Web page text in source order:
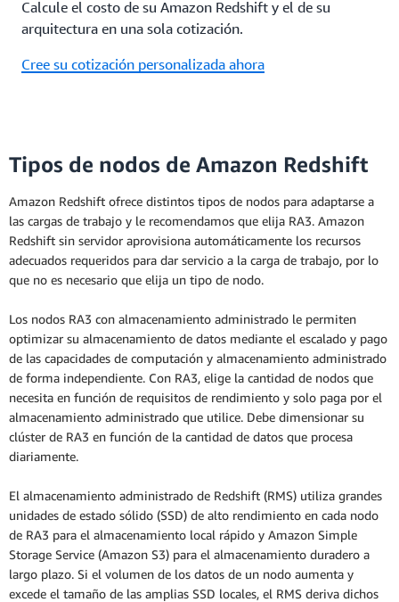
Calcule el costo de su Amazon Redshift y el de su
arquitectura en una sola cotización.
Cree su cotización personalizada ahora
Tipos de nodos de Amazon Redshift
Amazon Redshift ofrece distintos tipos de nodos para adaptarse a
las cargas de trabajo y le recomendamos que elija RA3. Amazon
Redshift sin servidor aprovisiona automáticamente los recursos
adecuados requeridos para dar servicio a la carga de trabajo, por lo
que no es necesario que elija un tipo de nodo.
Los nodos RA3 con almacenamiento administrado le permiten
optimizar su almacenamiento de datos mediante el escalado y pago
de las capacidades de computación y almacenamiento administrado
de forma independiente. Con RA3, elige la cantidad de nodos que
necesita en función de requisitos de rendimiento y solo paga por el
almacenamiento administrado que utilice. Debe dimensionar su
clúster de RA3 en función de la cantidad de datos que procesa
diariamente.
El almacenamiento administrado de Redshift (RMS) utiliza grandes
unidades de estado sólido (SSD) de alto rendimiento en cada nodo
de RA3 para el almacenamiento local rápido y Amazon Simple
Storage Service (Amazon S3) para el almacenamiento duradero a
largo plazo. Si el volumen de los datos de un nodo aumenta y
excede el tamaño de las amplias SSD locales, el RMS deriva dichos